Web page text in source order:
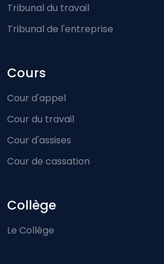
Tribunal du travail
Tribunal de l'entreprise
Cours
Cour d'appel
Cour du travail
Cour d'assises
Cour de cassation
Collège
Le Collège